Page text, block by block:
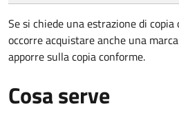
Se si chiede una estrazione di
occorre acquistare anche una
apporre sulla copia conforme.
Cosa serve